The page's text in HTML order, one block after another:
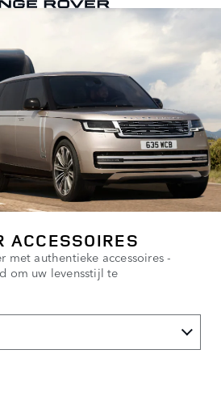
ACCESSOIRES
met authentieke accessoires -
om uw levensstijl te